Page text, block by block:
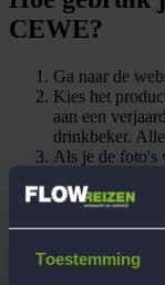
Toestemming
CEWE?
Ga naar de
Kies het
aan een
drinkbeker.
Als je de foto's
tablet of
Klik op bestellen